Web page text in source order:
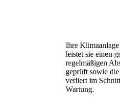
Ihre Klimaanlage
leistet sie einen
regelmäßigen
geprüft sowie
verliert im
Wartung.